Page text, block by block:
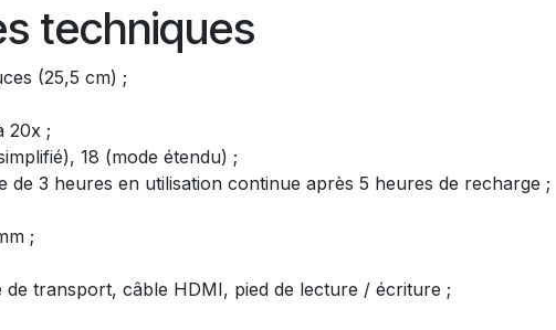
techniques
(25,5 cm) ;
20x ;
18 (mode étendu) ;
de 3 heures en utilisation continue après 5 heures de recharge ;
;
transport, câble HDMI, pied de lecture / écriture ;